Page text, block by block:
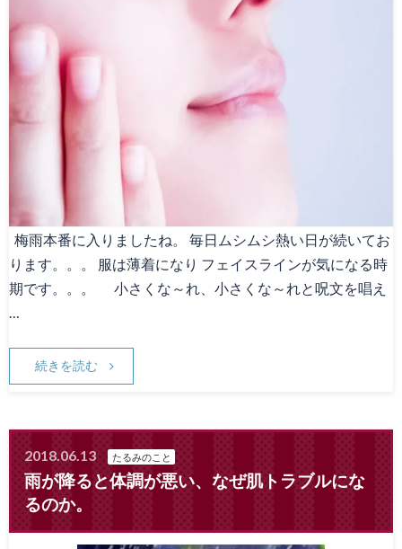
梅雨本番に入りましたね。 毎日ムシムシ熱い日が続いてお
ります。。。 服は薄着になり フェイスラインが気になる時
期です。。。 小さくな～れ、小さくな～れと呪文を唱え
…
続きを読む
2018.06.13 たるみのこと
雨が降ると体調が悪い、なぜ肌トラブルにな
るのか。